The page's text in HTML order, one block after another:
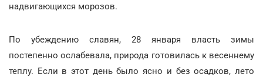
надвигающихся морозов.
По убеждению славян, 28 января власть зимы
постепенно ослабевала, природа готовилась к весеннему
теплу. Если в этот день было ясно и без осадков, лето